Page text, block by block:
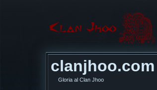
clanjhoo.com
Gloria al Clan Jhoo